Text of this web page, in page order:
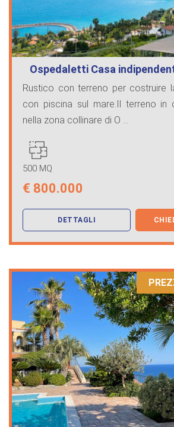
Ospedaletti Casa
Rustico con terreno per costruire
con piscina sul mare.Il terreno in
nella zona collinare di O ...
500 MQ
€ 800.000
DETTAGLI